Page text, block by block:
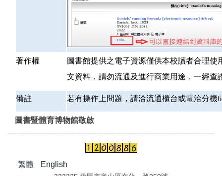
著作權
圖書館提供之電子資源僅供本校讀者合理
文資料，請勿流通及進行商業用途，一經查
備註 若有操作上問題，請洽流通櫃台或電洽分機
圖書暨體育博物館敬啟
繁體 English